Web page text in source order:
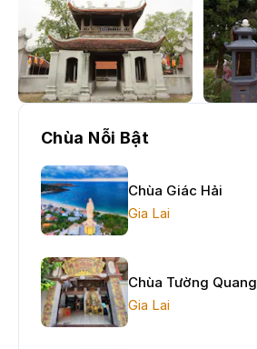
Chùa Nỗi Bật
Chùa Giác Hải
Gia Lai
Chùa Tường Quang
Gia Lai